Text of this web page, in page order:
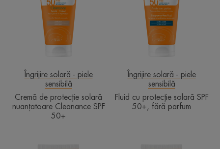
solară
nuanțatoare
Cleanance
SPF
Îngrijire solară - piele
sensibilă
Cremă de protecție solară
nuanțatoare Cleanance SPF
50+
solară
SPF
50+,
fără
Îngrijire solară - piele
sensibilă
Fluid cu protecție solară SPF
50+, fără parfum